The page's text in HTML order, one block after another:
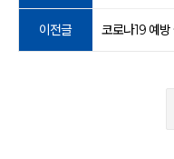
이전글 코로나19 예